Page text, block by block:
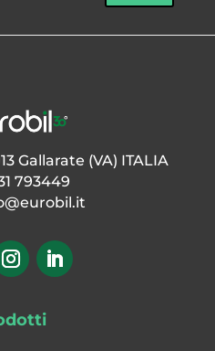
Gallarate (VA) ITALIA
793449